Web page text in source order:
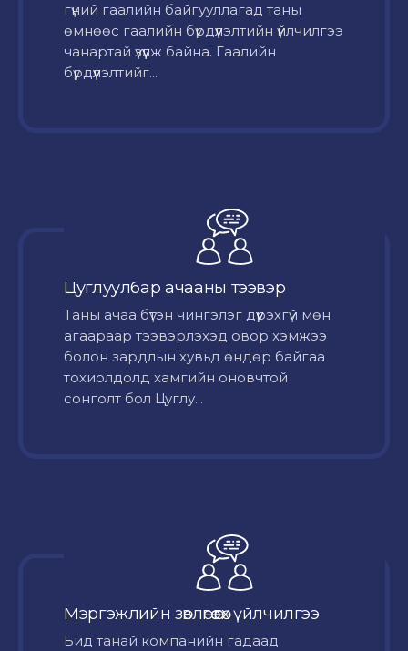
гүний гаалийн байгууллагад таны
өмнөөс гаалийн бүрдүүлэлтийн үйлчилгээ
чанартай үзүүлж байна. Гаалийн
бүрдүүлэлтийг...
Цуглуулбар ачааны тээвэр
Таны ачаа бүтэн чингэлэг дүүрэхгүй мөн
агаараар тээвэрлэхэд овор хэмжээ
болон зардлын хувьд өндөр байгаа
тохиолдолд хамгийн оновчтой
сонголт бол Цуглу...
Мэргэжлийн зөвлөгөө өгөх үйлчилгээ
Бид танай компанийн гадаад